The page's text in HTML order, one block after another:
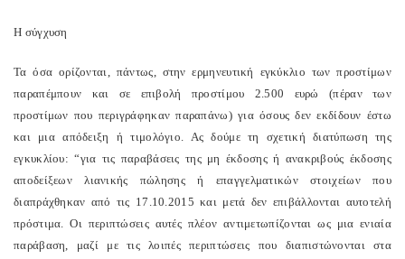
Η σύγχυση
Τα όσα ορίζονται, πάντως, στην ερμηνευτική εγκύκλιο των προστίμων
παραπέμπουν και σε επιβολή προστίμου 2.500 ευρώ (πέραν των
προστίμων που περιγράφηκαν παραπάνω) για όσους δεν εκδίδουν έστω
και μια απόδειξη ή τιμολόγιο. Ας δούμε τη σχετική διατύπωση της
εγκυκλίου: “για τις παραβάσεις της μη έκδοσης ή ανακριβούς έκδοσης
αποδείξεων λιανικής πώλησης ή επαγγελματικών στοιχείων που
διαπράχθηκαν από τις 17.10.2015 και μετά δεν επιβάλλονται αυτοτελή
πρόστιμα. Οι περιπτώσεις αυτές πλέον αντιμετωπίζονται ως μια ενιαία
παράβαση, μαζί με τις λοιπές περιπτώσεις που διαπιστώνονται στα